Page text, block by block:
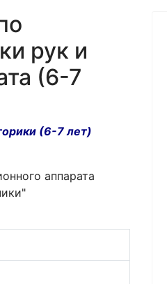
рук и
(6-7
(6-7 лет)
аппарата